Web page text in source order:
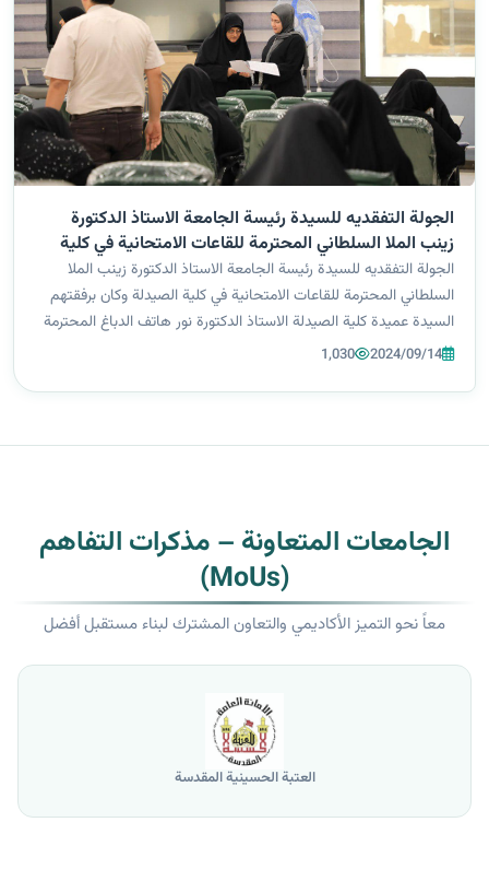
الجولة التفقديه للسيدة رئيسة الجامعة الاستاذ الدكتورة
زينب الملا السلطاني المحترمة للقاعات الامتحانية في كلية
الصيدلة
الجولة التفقديه للسيدة رئيسة الجامعة الاستاذ الدكتورة زينب الملا
السلطاني المحترمة للقاعات الامتحانية في كلية الصيدلة وكان برفقتهم
السيدة عميدة كلية الصيدلة الاستاذ الدكتورة نور هاتف الدباغ المحترمة
والسيد عميد كلية التقنيات الاستاذ المساعد الدكتور حسن هادي ال...
2024/09/14
1,030
الجامعات المتعاونة – مذكرات التفاهم
(MoUs)
معاً نحو التميز الأكاديمي والتعاون المشترك لبناء مستقبل أفضل
العتبة الحسينية المقدسة